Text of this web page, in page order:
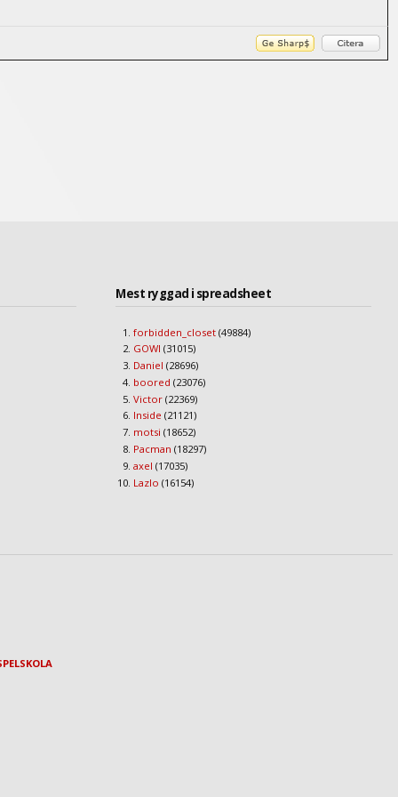
Mest ryggad i spreadsheet
forbidden_closet (49884)
GOWI (31015)
Daniel (28696)
boored (23076)
Victor (22369)
Inside (21121)
motsi (18652)
Pacman (18297)
axel (17035)
Lazlo (16154)